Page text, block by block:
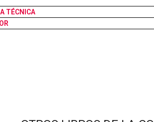
que en el centro de toda tradición
y la identifica entre todas las otras
se puede pensar, en el caso de la
TÉCNICA